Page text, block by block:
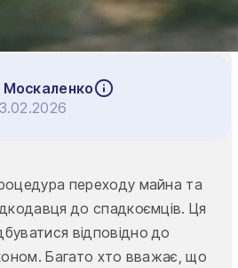
переходу майна та
до спадкоємців. Ця
відповідно до
Багато хто вважає, що